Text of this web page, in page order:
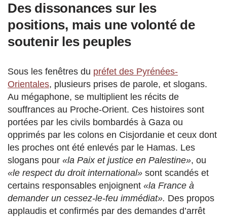
Des dissonances sur les
positions, mais une volonté de
soutenir les peuples
Sous les fenêtres du préfet des Pyrénées-
Orientales, plusieurs prises de parole, et slogans.
Au mégaphone, se multiplient les récits de
souffrances au Proche-Orient. Ces histoires sont
portées par les civils bombardés à Gaza ou
opprimés par les colons en Cisjordanie et ceux dont
les proches ont été enlevés par le Hamas. Les
slogans pour «la Paix et justice en Palestine», ou
«le respect du droit international» sont scandés et
certains responsables enjoignent «la France à
demander un cessez-le-feu immédiat». Des propos
applaudis et confirmés par des demandes d’arrêt